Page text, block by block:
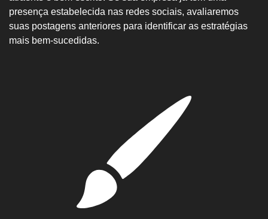
presença estabelecida nas redes sociais, avaliaremos
suas postagens anteriores para identificar as estratégias
mais bem-sucedidas.